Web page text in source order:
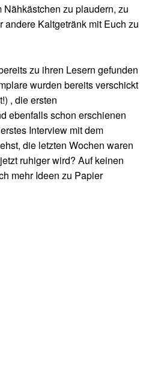
zu plaudern, zu
Kaltgetränk mit Euch zu
zu ihren Lesern gefunden
wurden bereits verschickt
, die ersten
ebenfalls schon erschienen
Interview mit dem
die letzten Wochen waren
ruhiger wird? Auf keinen
mehr Ideen zu Papier